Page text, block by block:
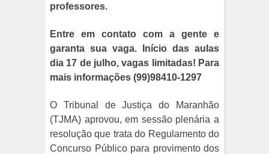
professores.
Entre em contato com a gente e
garanta sua vaga. Início das aulas
dia 17 de julho, vagas limitadas! Para
mais informações (99)98410-1297
O Tribunal de Justiça do Maranhão
(TJMA) aprovou, em sessão plenária a
resolução que trata do Regulamento do
Concurso Público para provimento dos